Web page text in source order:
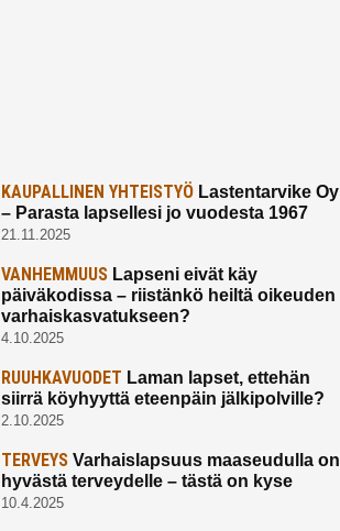
KAUPALLINEN YHTEISTYÖLastentarvike Oy
– Parasta lapsellesi jo vuodesta 1967
21.11.2025
VANHEMMUUSLapseni eivät käy
päiväkodissa – riistänkö heiltä oikeuden
varhaiskasvatukseen?
4.10.2025
RUUHKAVUODET Laman lapset, ettehän
siirrä köyhyyttä eteenpäin jälkipolville?
2.10.2025
TERVEYSVarhaislapsuus maaseudulla on
hyvästä terveydelle – tästä on kyse
10.4.2025